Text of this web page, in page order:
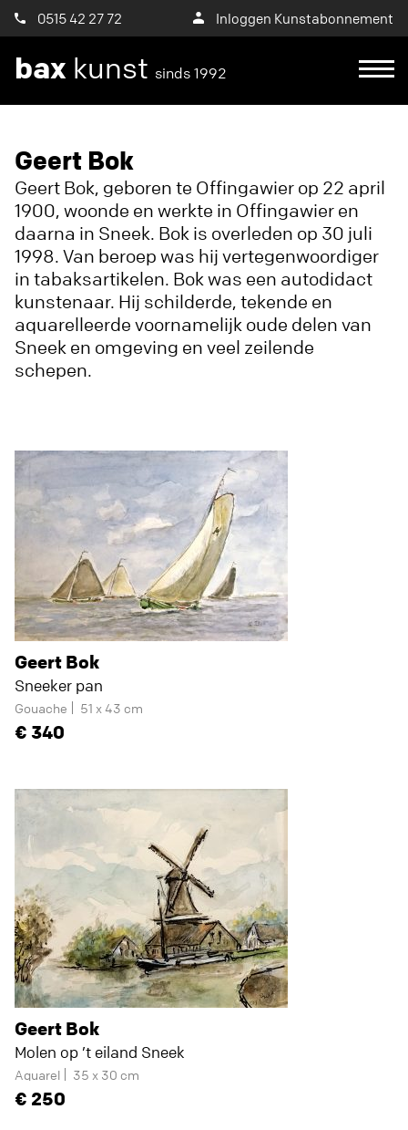
0515 42 27 72 Inloggen Kunstabonnement
bax kunst sinds 1992
Geert Bok
Geert Bok, geboren te Offingawier op 22 april
1900, woonde en werkte in Offingawier en
daarna in Sneek. Bok is overleden op 30 juli
1998. Van beroep was hij vertegenwoordiger
in tabaksartikelen. Bok was een autodidact
kunstenaar. Hij schilderde, tekende en
aquarelleerde voornamelijk oude delen van
Sneek en omgeving en veel zeilende
schepen.
Geert Bok
Sneeker pan
Gouache 51 x 43 cm
340
Geert Bok
Molen op ’t eiland Sneek
Aquarel 35 x 30 cm
250